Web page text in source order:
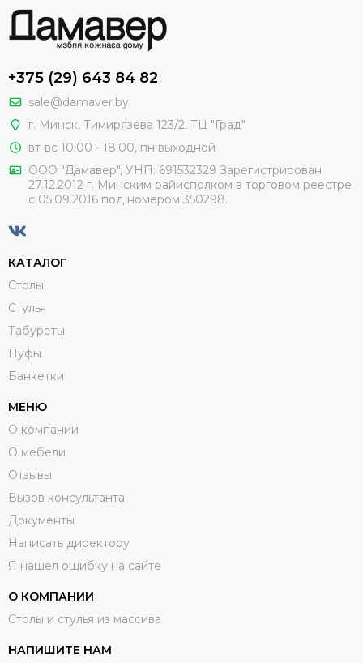
+375 (29) 643 84 82
sale@damaver.by
г. Минск, Тимирязева 123/2, ТЦ "Град"
вт-вс 10.00 - 18.00, пн выходной
ООО "Дамавер", УНП: 691532329 Зарегистрирован
27.12.2012 г. Минским райисполком в торговом реестре
с 05.09.2016 под номером 350298.
КАТАЛОГ
Столы
Стулья
Табуреты
Пуфы
Банкетки
МЕНЮ
О компании
О мебели
Отзывы
Вызов консультанта
Документы
Написать директору
Я нашел ошибку на сайте
О КОМПАНИИ
Столы и стулья из массива
НАПИШИТЕ НАМ